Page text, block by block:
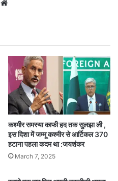
कश्मीर समस्या काफी हद तक सुलझा ली ,
इस दिशा में जम्मू कश्मीर से आर्टिकल 370
हटाना पहला कदम था :जयशंकर
March 7, 2025